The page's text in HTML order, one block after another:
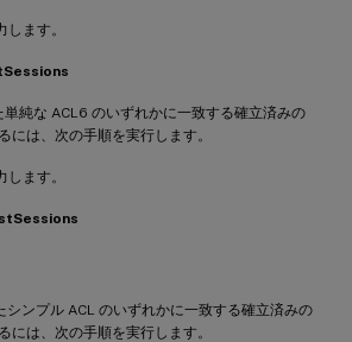
ます。
単純な ACL6 のいずれかに一致する確立済みの
には、次の手順を実行します。
ます。
シンプル ACL のいずれかに一致する確立済みの
には、次の手順を実行します。